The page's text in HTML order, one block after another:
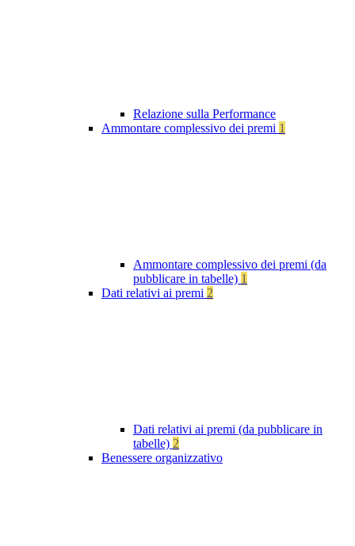
Relazione sulla Performance
Ammontare complessivo dei premi 1
Ammontare complessivo dei premi (da
pubblicare in tabelle) 1
Dati relativi ai premi 2
Dati relativi ai premi (da pubblicare in
tabelle) 2
Benessere organizzativo